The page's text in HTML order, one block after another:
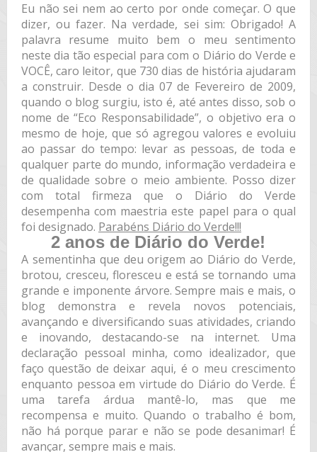
Eu não sei nem ao certo por onde começar. O que
dizer, ou fazer. Na verdade, sei sim: Obrigado! A
palavra resume muito bem o meu sentimento
neste dia tão especial para com o Diário do Verde e
VOCÊ, caro leitor, que 730 dias de história ajudaram
a construir. Desde o dia 07 de Fevereiro de 2009,
quando o blog surgiu, isto é, até antes disso, sob o
nome de “Eco Responsabilidade”, o objetivo era o
mesmo de hoje, que só agregou valores e evoluiu
ao passar do tempo: levar as pessoas, de toda e
qualquer parte do mundo, informação verdadeira e
de qualidade sobre o meio ambiente. Posso dizer
com total firmeza que o Diário do Verde
desempenha com maestria este papel para o qual
foi designado. Parabéns Diário do Verde!!!
2 anos de Diário do Verde!
A sementinha que deu origem ao Diário do Verde,
brotou, cresceu, floresceu e está se tornando uma
grande e imponente árvore. Sempre mais e mais, o
blog demonstra e revela novos potenciais,
avançando e diversificando suas atividades, criando
e inovando, destacando-se na internet. Uma
declaração pessoal minha, como idealizador, que
faço questão de deixar aqui, é o meu crescimento
enquanto pessoa em virtude do Diário do Verde. É
uma tarefa árdua mantê-lo, mas que me
recompensa e muito. Quando o trabalho é bom,
não há porque parar e não se pode desanimar! É
avançar, sempre mais e mais.